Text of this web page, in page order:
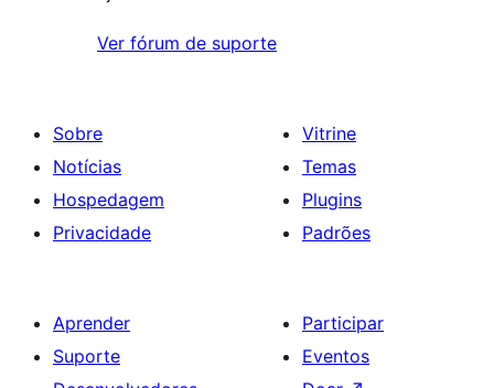
Ver fórum de suporte
Sobre
Notícias
Hospedagem
Privacidade
Vitrine
Temas
Plugins
Padrões
Aprender
Suporte
Participar
Eventos